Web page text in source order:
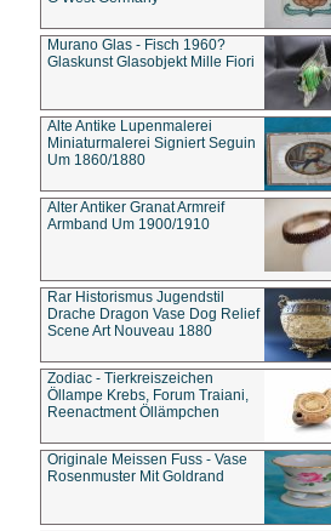
Murano Glas - Fisch 1960?
Glaskunst Glasobjekt Mille Fiori
Alte Antike Lupenmalerei
Miniaturmalerei Signiert Seguin
Um 1860/1880
Alter Antiker Granat Armreif
Armband Um 1900/1910
Rar Historismus Jugendstil
Drache Dragon Vase Dog Relief
Scene Art Nouveau 1880
Zodiac - Tierkreiszeichen
Öllampe Krebs, Forum Traiani,
Reenactment Öllämpchen
Originale Meissen Fuss - Vase
Rosenmuster Mit Goldrand